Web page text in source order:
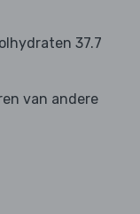
37.7
van andere